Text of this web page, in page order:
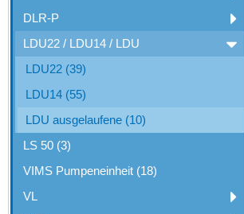
DLR-P
LDU22 / LDU14 / LDU
LDU22 (39)
LDU14 (55)
LDU ausgelaufene (10)
LS 50 (3)
VIMS Pumpeneinheit (18)
VL